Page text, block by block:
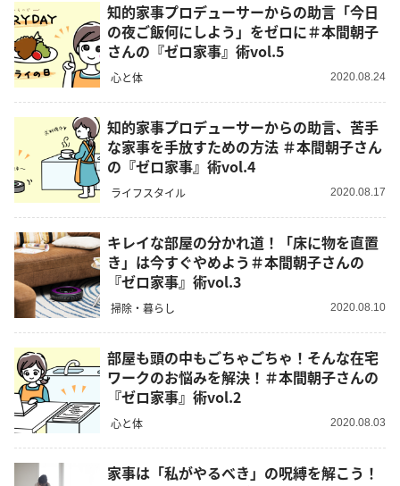
知的家事プロデューサーからの助言「今日
の夜ご飯何にしよう」をゼロに＃本間朝子
さんの『ゼロ家事』術vol.5
心と体 2020.08.24
知的家事プロデューサーからの助言、苦手
な家事を手放すための方法 ＃本間朝子さん
の『ゼロ家事』術vol.4
ライフスタイル 2020.08.17
キレイな部屋の分かれ道！「床に物を直置
き」は今すぐやめよう＃本間朝子さんの
『ゼロ家事』術vol.3
掃除・暮らし 2020.08.10
部屋も頭の中もごちゃごちゃ！そんな在宅
ワークのお悩みを解決！＃本間朝子さんの
『ゼロ家事』術vol.2
心と体 2020.08.03
家事は「私がやるべき」の呪縛を解こう！